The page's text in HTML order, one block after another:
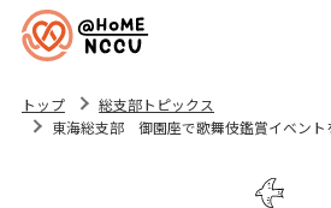
トップ
総支部トピックス
東海総支部 御園座で歌舞伎鑑賞イベント